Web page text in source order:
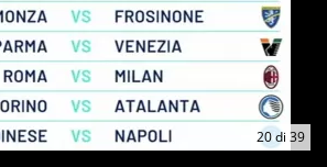
20di 39